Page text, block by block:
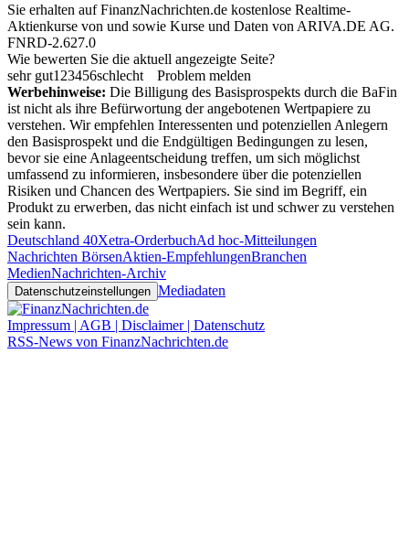
Sie erhalten auf FinanzNachrichten.de kostenlose Realtime-
Aktienkurse von und sowie Kurse und Daten von ARIVA.DE AG.
FNRD-2.627.0
Wie bewerten Sie die aktuell angezeigte Seite?
sehr gut1 23456schlecht
Problem melden
Werbehinweise: Die Billigung des Basisprospekts durch die BaFin
ist nicht als ihre Befürwortung der angebotenen Wertpapiere zu
verstehen. Wir empfehlen Interessenten und potenziellen Anlegern
den Basisprospekt und die Endgültigen Bedingungen zu lesen,
bevor sie eine Anlageentscheidung treffen, um sich möglichst
umfassend zu informieren, insbesondere über die potenziellen
Risiken und Chancen des Wertpapiers. Sie sind im Begriff, ein
Produkt zu erwerben, das nicht einfach ist und schwer zu verstehen
sein kann.
Deutschland 40Xetra-OrderbuchAd hoc-Mitteilungen
Nachrichten BörsenAktien-EmpfehlungenBranchen
MedienNachrichten-Archiv
Datenschutzeinstellungen Mediadaten
Impressum | AGB | Disclaimer | Datenschutz
RSS-News von FinanzNachrichten.de